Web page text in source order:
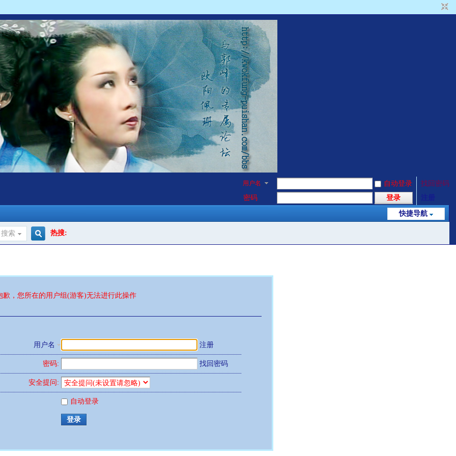
用户名 自动登录
找回密码
密码
登录
快捷导航
搜索
索
热搜:
歉，您所在的用户组(游客)无法进行此操作
用户名 注册
密码: 找回密码
安全提问:
自动登录
登录